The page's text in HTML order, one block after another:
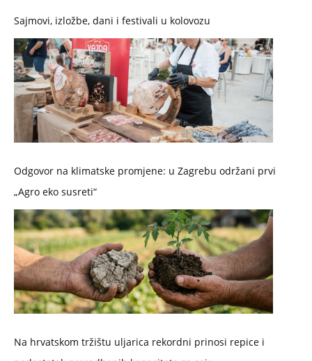
Sajmovi, izložbe, dani i festivali u kolovozu
Odgovor na klimatske promjene: u Zagrebu održani prvi
„Agro eko susreti“
Na hrvatskom tržištu uljarica rekordni prinosi repice i